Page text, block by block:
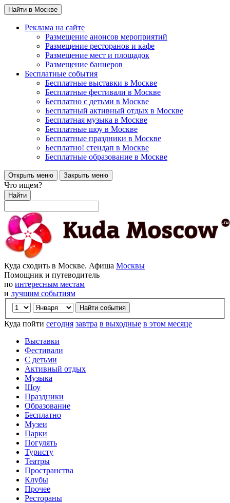
Найти в Москве
Реклама на сайте
Размещение анонсов мероприятий
Размещение ресторанов и кафе
Размещение мест и площадок
Размещение баннеров
Бесплатные события
Бесплатные выставки в Москве
Бесплатные фестивали в Москве
Бесплатно с детьми в Москве
Бесплатный активный отдых в Москве
Бесплатная музыка в Москве
Бесплатные шоу в Москве
Бесплатные праздники в Москве
Бесплатно! стендап в Москве
Бесплатные образование в Москве
Открыть меню Закрыть меню
Что ищем?
Найти
Куда сходить в Москве. Афиша Москвы
Помощник и путеводитель
по интересным местам
и лучшим событиям
Куда пойти сегодня завтра в выходные в этом месяце
Выставки
Фестивали
С детьми
Активный отдых
Музыка
Шоу
Праздники
Образование
Бесплатно
Музеи
Парки
Погулять
Туристу
Театры
Пространства
Клубы
Прочее
Рестораны